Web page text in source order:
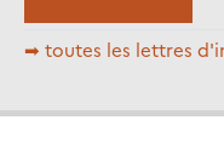
➡ toutes les lettres